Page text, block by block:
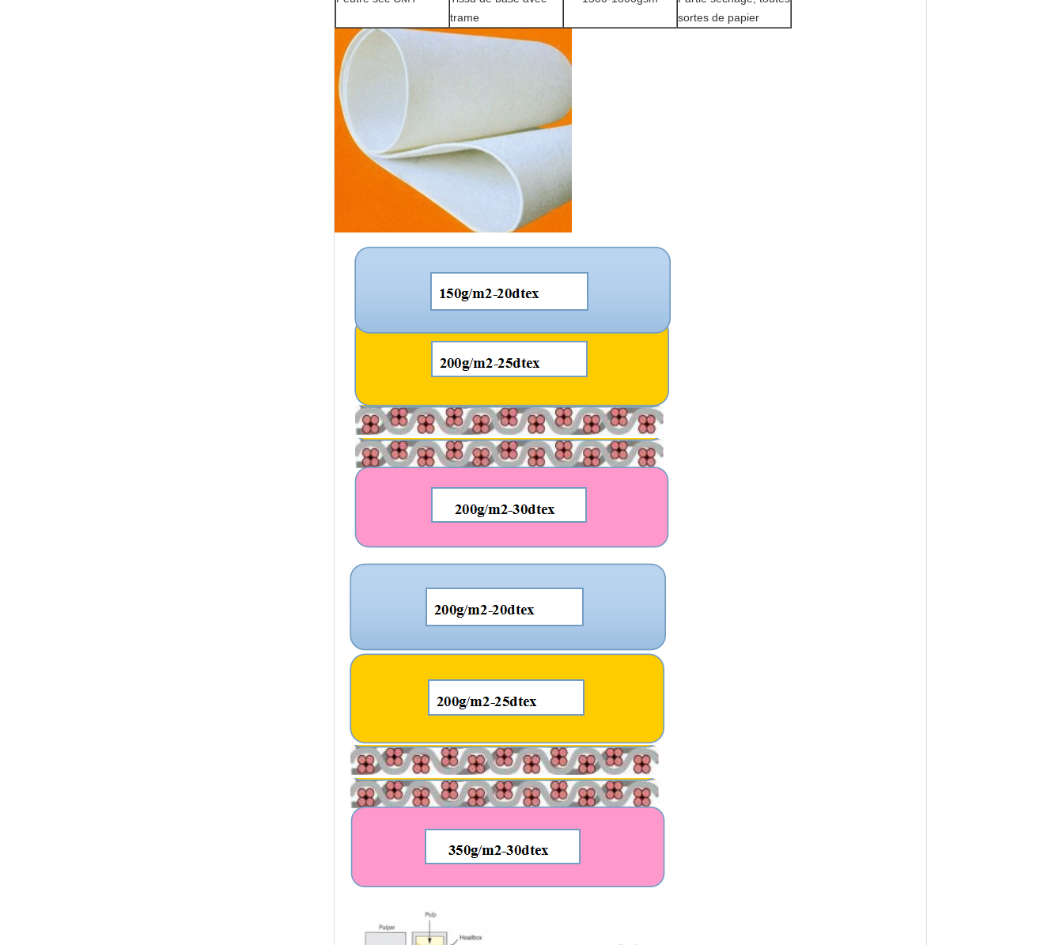
trame
sortes de papier